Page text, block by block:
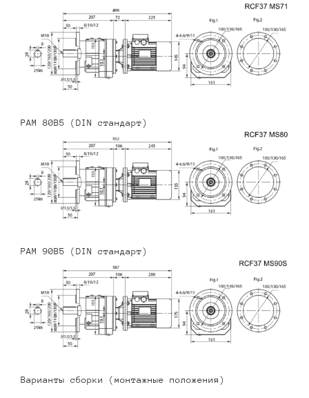
PAM 80B5 (DIN стандарт)
PAM 90B5 (DIN стандарт)
Варианты сборки (монтажные положения)